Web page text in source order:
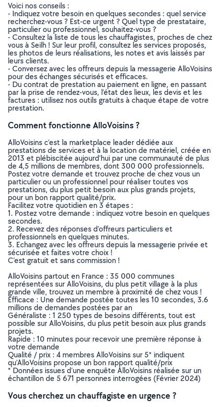
Voici nos conseils :
- Indiquez votre besoin en quelques secondes : quel service
recherchez-vous ? Est-ce urgent ? Quel type de prestataire,
particulier ou professionnel, souhaitez-vous ?
- Consultez la liste de tous les chauffagistes, proches de chez
vous à Seilh ! Sur leur profil, consultez les services proposés,
les photos de leurs réalisations, les notes et avis laissés par
leurs clients.
- Conversez avec les offreurs depuis la messagerie AlloVoisins
pour des échanges sécurisés et efficaces.
- Du contrat de prestation au paiement en ligne, en passant
par la prise de rendez-vous, l’état des lieux, les devis et les
factures : utilisez nos outils gratuits à chaque étape de votre
prestation.
Comment fonctionne AlloVoisins ?
AlloVoisins c’est la marketplace leader dédiée aux
prestations de services et à la location de matériel, créée en
2013 et plébiscitée aujourd’hui par une communauté de plus
de 4,5 millions de membres, dont 300 000 professionnels.
Postez votre demande et trouvez proche de chez vous un
particulier ou un professionnel pour réaliser toutes vos
prestations, du plus petit besoin aux plus grands projets,
pour un bon rapport qualité/prix.
Facilitez votre quotidien en 3 étapes :
1. Postez votre demande : indiquez votre besoin en quelques
secondes.
2. Recevez des réponses d’offreurs particuliers et
professionnels en quelques minutes.
3. Echangez avec les offreurs depuis la messagerie privée et
sécurisée et faites votre choix !
C’est gratuit et sans commission !
AlloVoisins partout en France : 35 000 communes
représentées sur AlloVoisins, du plus petit village à la plus
grande ville, trouvez un membre à proximité de chez vous !
Efficace : Une demande postée toutes les 10 secondes, 3.6
millions de demandes postées par an
Généraliste : 1 250 types de besoins différents, tout est
possible sur AlloVoisins, du plus petit besoin aux plus grands
projets.
Rapide : 10 minutes pour recevoir une première réponse à
votre demande
Qualité / prix : 4 membres AlloVoisins sur 5* indiquent
qu’AlloVoisins propose un bon rapport qualité/prix
* Données issues d’une enquête AlloVoisins réalisée sur un
échantillon de 5 671 personnes interrogées (Février 2024)
Vous cherchez un chauffagiste en urgence ?